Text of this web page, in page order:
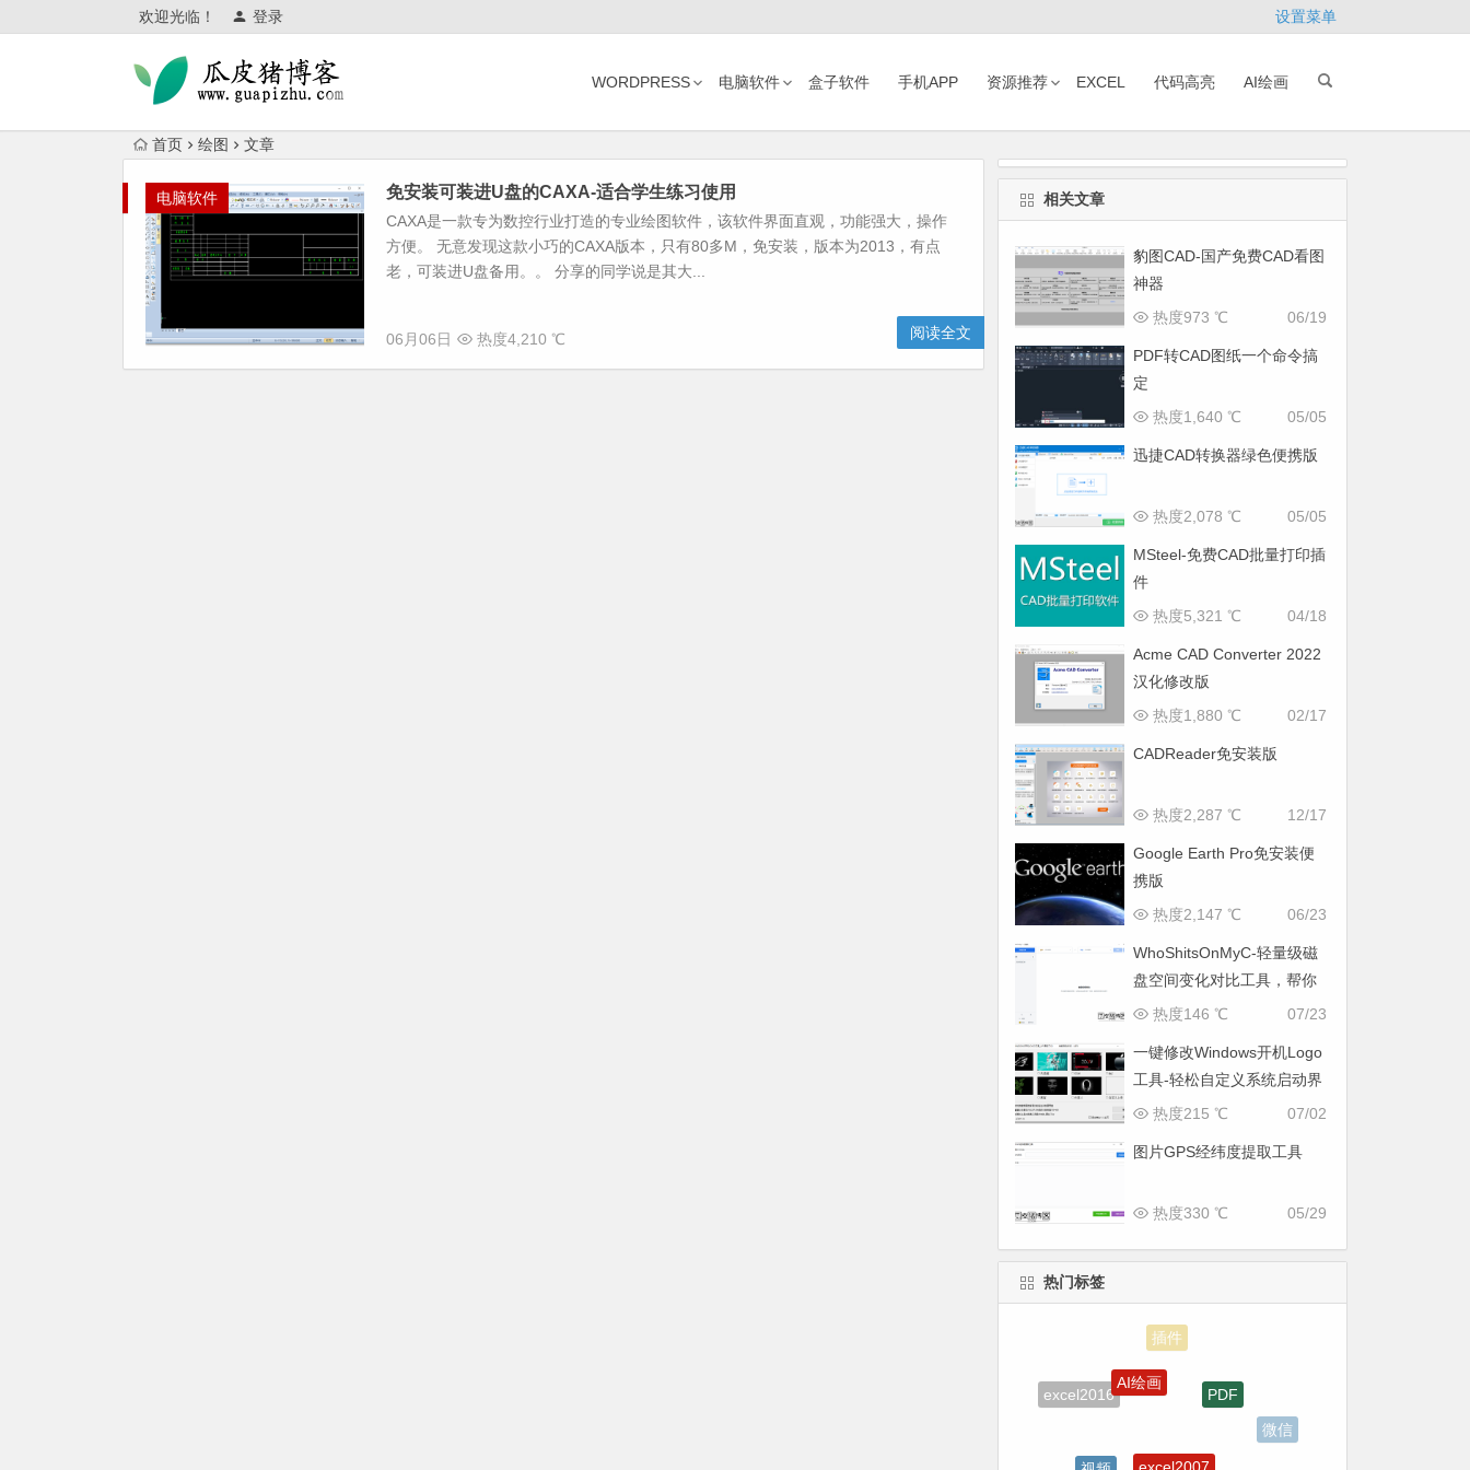
欢迎光临！ 登录 设置菜单
WORDPRESS 电脑软件 盒子软件 手机APP 资源推荐 EXCEL 代码高亮 AI绘画
首页 绘图 文章
电脑软件 免安装可装进U盘的CAXA-适合学生练习使用
CAXA是一款专为数控行业打造的专业绘图软件，该软件界面直观，功能强大，操作
方便。 无意发现这款小巧的CAXA版本，只有80多M，免安装，版本为2013，有点
老，可装进U盘备用。。 分享的同学说是其大...
06月06日 热度4,210 ℃ 阅读全文
相关文章
豹图CAD-国产免费CAD看图
神器
06/19
热度973 ℃
PDF转CAD图纸一个命令搞
定
05/05
热度1,640 ℃
迅捷CAD转换器绿色便携版
05/05
热度2,078 ℃
MSteel-免费CAD批量打印插
件
04/18
热度5,321 ℃
Acme CAD Converter 2022
汉化修改版
02/17
热度1,880 ℃
CADReader免安装版
12/17
热度2,287 ℃
Google Earth Pro免安装便
携版
06/23
热度2,147 ℃
WhoShitsOnMyC-轻量级磁
盘空间变化对比工具，帮你
找出“吃掉”空间的罪魁祸首
07/23
热度146 ℃
一键修改Windows开机Logo
工具-轻松自定义系统启动界
面
07/02
热度215 ℃
图片GPS经纬度提取工具
05/29
热度330 ℃
热门标签
excel2016
AI绘画
PDF
微信
视频